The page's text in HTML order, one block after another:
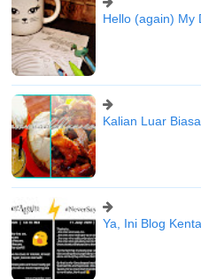
Hello (again)
Kalian Luar
Ya, Ini Blog